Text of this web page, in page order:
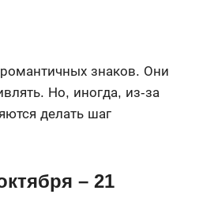
знаков. Они
Но, иногда, из-за
делать шаг
– 21